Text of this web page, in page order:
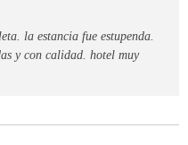
la estancia fue estupenda.
y con calidad. hotel muy